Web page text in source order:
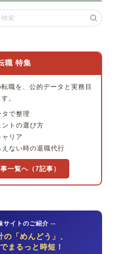
職 特集
職を、公的データと実務目
。
で整理
トの選び方
リア
ない時の退職代行
一覧へ（7記事）
サイトのご紹介 --
の「めんどう」、
まるっと時短！